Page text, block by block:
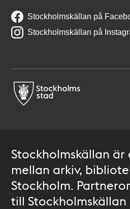
Stockholmskällan på
Stockholmskällan på
Stockholmskällan
mellan arkiv,
Stockholm.
till Stockholmskällan